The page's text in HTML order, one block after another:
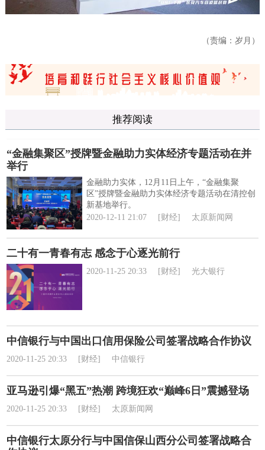
（责编：岁月）
推荐阅读
“金融集聚区”授牌暨金融助力实体经济专题活动在并
举行
金融助力实体，12月11日上午，“金融集聚
区”授牌暨金融助力实体经济专题活动在清控创
新基地举行。
2020-12-11 21:07
[财经] 太原新闻网
二十有一青春有志 感念于心逐光前行
2020-11-25 20:33 [财经] 光大银行
中信银行与中国出口信用保险公司签署战略合作协议
2020-11-25 20:33 [财经] 中信银行
亚马逊引爆“黑五”热潮 跨境狂欢“巅峰6日”震撼登场
2020-11-25 20:33 [财经] 太原新闻网
中信银行太原分行与中国信保山西分公司签署战略合